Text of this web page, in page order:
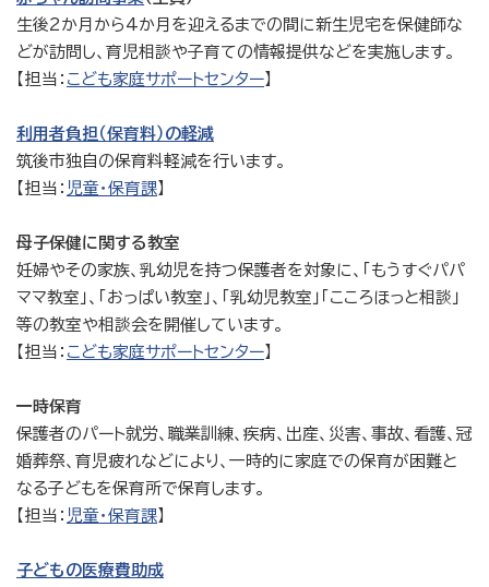
生後2か月から4か月を迎えるまでの間に新生児宅を保健師な
どが訪問し、育児相談や子育ての情報提供などを実施します。
【担当： こども家庭サポートセンター】
利用者負担（保育料）の軽減
筑後市独自の保育料軽減を行います。
【担当： 児童・保育課】
母子保健に関する教室
妊婦やその家族、乳幼児を持つ保護者を対象に、「もうすぐパパ
ママ教室」、「おっぱい教室」、「乳幼児教室」「こころほっと相談」
等の教室や相談会を開催しています。
【担当： こども家庭サポートセンター】
一時保育
保護者のパート就労、職業訓練、疾病、出産、災害、事故、看護、冠
婚葬祭、育児疲れなどにより、一時的に家庭での保育が困難と
なる子どもを保育所で保育します。
【担当： 児童・保育課】
子どもの医療費助成